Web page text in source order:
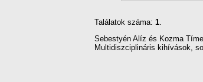
Találatok száma: 1.
Sebestyén Alíz és Kozma
Multidiszciplináris kihívások,